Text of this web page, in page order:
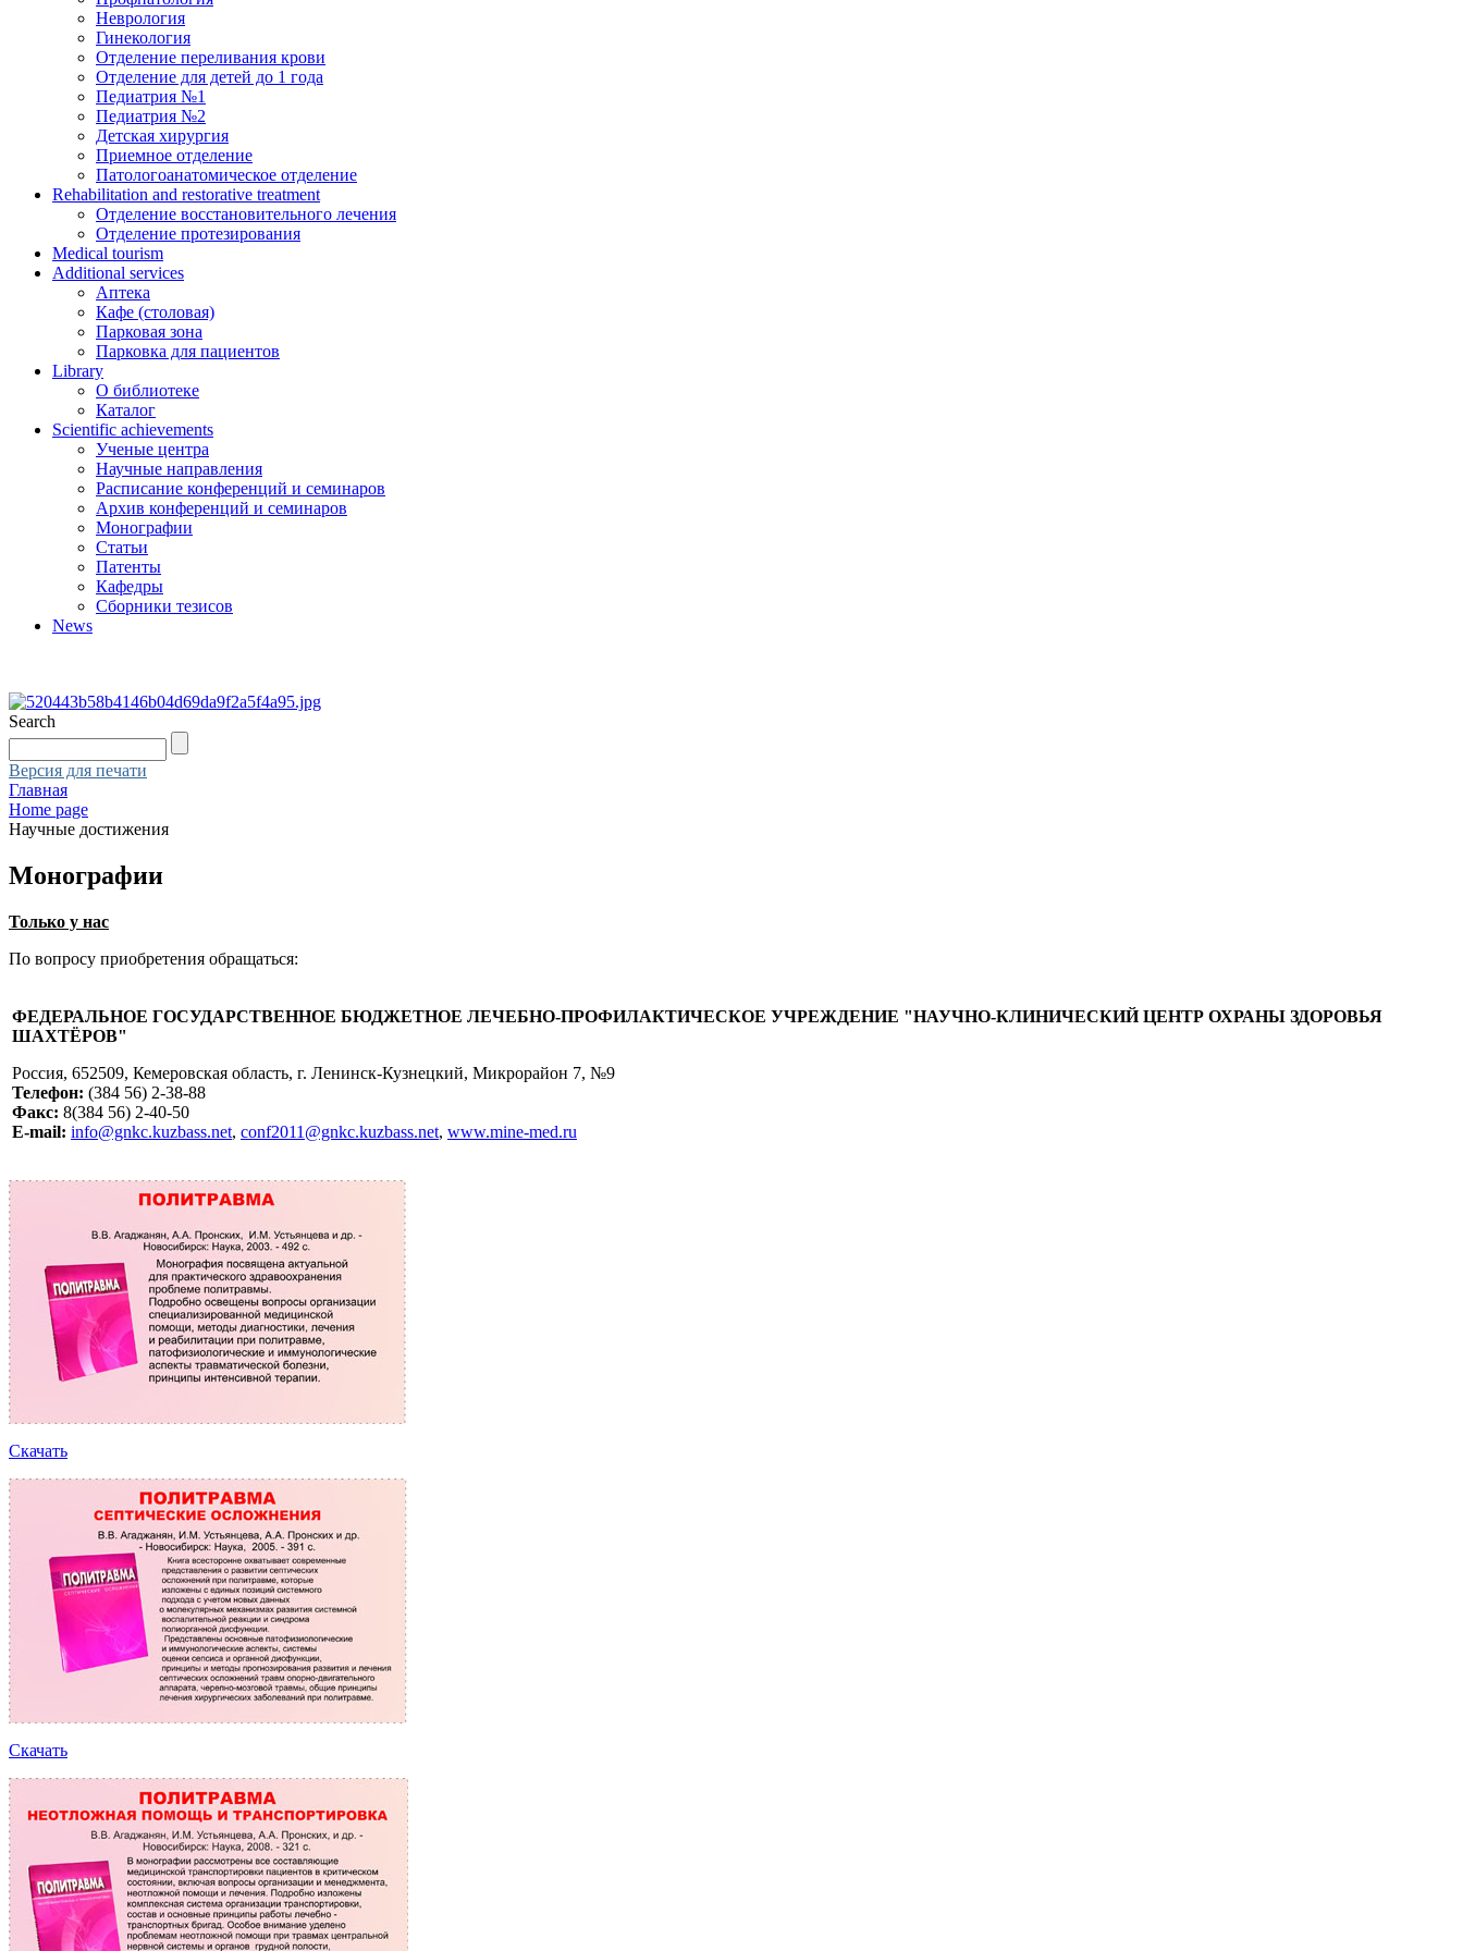
Неврология
Гинекология
Отделение переливания крови
Отделение для детей до 1 года
Педиатрия №1
Педиатрия №2
Детская хирургия
Приемное отделение
Патологоанатомическое отделение
Rehabilitation and restorative treatment
Отделение восстановительного лечения
Отделение протезирования
Medical tourism
Additional services
Аптека
Кафе (столовая)
Парковая зона
Парковка для пациентов
Library
О библиотеке
Каталог
Scientific achievements
Ученые центра
Научные направления
Расписание конференций и семинаров
Архив конференций и семинаров
Монографии
Статьи
Патенты
Кафедры
Сборники тезисов
News
Search
Версия для печати
Главная
Home page
Научные достижения
Монографии
Только у нас
По вопросу приобретения обращаться:
ФЕДЕРАЛЬНОЕ ГОСУДАРСТВЕННОЕ БЮДЖЕТНОЕ ЛЕЧЕБНО-ПРОФИЛАКТИЧЕСКОЕ УЧРЕЖДЕНИЕ "НАУЧНО-КЛИНИЧЕСКИЙ ЦЕНТР ОХРАНЫ ЗДОРОВЬЯ
ШАХТЁРОВ"
Россия, 652509, Кемеровская область, г. Ленинск-Кузнецкий, Микрорайон 7, №9
Телефон: (384 56) 2-38-88
Факс: 8(384 56) 2-40-50
E-mail: info@gnkc.kuzbass.net, conf2011@gnkc.kuzbass.net, www.mine-med.ru
Скачать
Скачать